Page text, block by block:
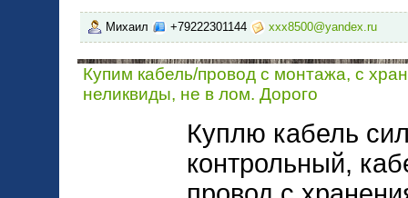
Михаил +79222301144 xxx8500@yandex.ru
Купим кабель/провод с монтажа, с
неликвиды, не в лом. Дорого
Куплю кабель
контрольный,